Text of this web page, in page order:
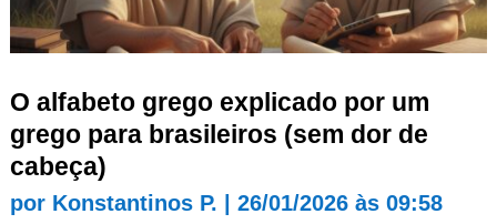
O alfabeto grego explicado por um
grego para brasileiros (sem dor de
cabeça)
por Konstantinos P. 26/01/2026 às 09:58